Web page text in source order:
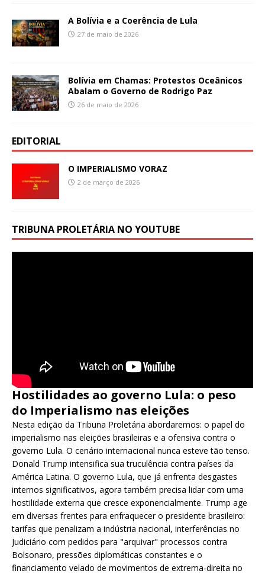
A Bolívia e a Coerência de Lula
27 de maio de 2026
Bolívia em Chamas: Protestos Oceânicos
Abalam o Governo de Rodrigo Paz
26 de maio de 2026
EDITORIAL
O IMPERIALISMO VORAZ
2 de março de 2026
TRIBUNA PROLETÁRIA NO YOUTUBE
Hostilidades ao governo Lula: o peso
do Imperialismo nas eleições
Nesta edição da Tribuna Proletária abordaremos: o papel do
imperialismo nas eleições brasileiras e a ofensiva contra o
governo Lula. O cenário internacional nunca esteve tão tenso.
Donald Trump intensifica sua truculência contra países da
América Latina. O governo Lula, que já enfrenta desgastes
internos significativos, agora também precisa lidar com uma
hostilidade externa que cresce exponencialmente. Trump age
em diversas frentes para enfraquecer o presidente brasileiro:
tarifas que penalizam a indústria nacional, interferências no
Judiciário com pedidos para "arquivar" processos contra
Bolsonaro, pressões diplomáticas constantes e o
financiamento velado de movimentos de extrema-direita no